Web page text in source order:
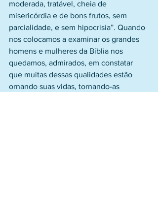
moderada, tratável, cheia de
misericórdia e de bons frutos, sem
parcialidade, e sem hipocrisia”. Quando
nos colocamos a examinar os grandes
homens e mulheres da Bíblia nos
quedamos, admirados, em constatar
que muitas dessas qualidades estão
ornando suas vidas, tornando-as